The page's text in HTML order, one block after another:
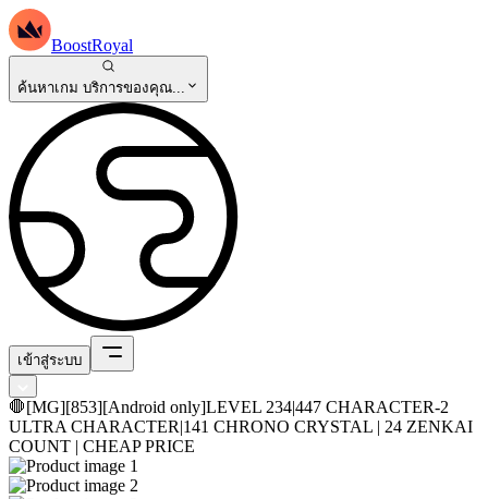
BoostRoyal
ค้นหาเกม บริการของคุณ...
เข้าสู่ระบบ
🛑[MG][853][Android only]LEVEL 234|447 CHARACTER-2
ULTRA CHARACTER|141 CHRONO CRYSTAL | 24 ZENKAI
COUNT | CHEAP PRICE